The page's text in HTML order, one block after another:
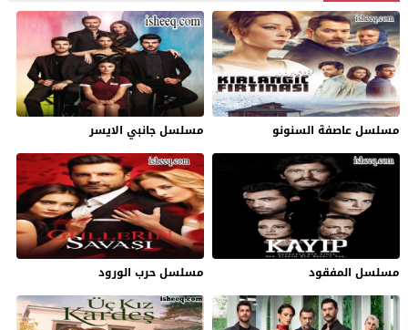
مسلسل عاصفة السنونو مسلسل جانبي الايسر
مسلسل المفقود مسلسل حرب الورود